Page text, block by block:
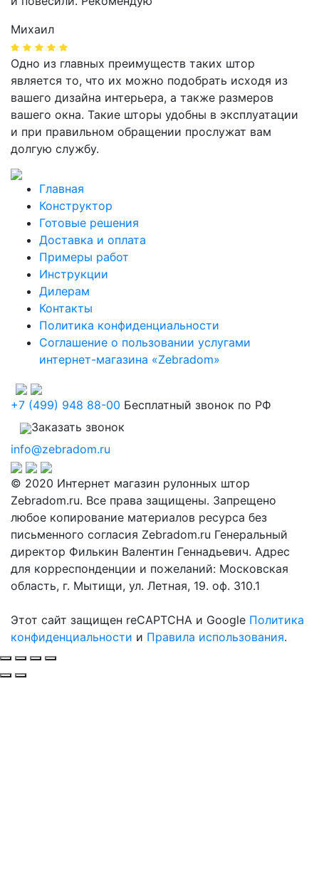
Михаил
Одно из главных преимуществ таких штор
является то, что их можно подобрать исходя из
вашего дизайна интерьера, а также размеров
вашего окна. Такие шторы удобны в эксплуатации
и при правильном обращении прослужат вам
долгую службу.
Главная
Конструктор
Готовые решения
Доставка и оплата
Примеры работ
Инструкции
Дилерам
Контакты
Политика конфиденциальности
Соглашение о пользовании услугами
интернет-магазина «Zebradom»
+7 (499) 948 88-00 Бесплатный звонок по РФ
Заказать звонок
info@zebradom.ru
© 2020 Интернет магазин рулонных штор
Zebradom.ru. Все права защищены. Запрещено
любое копирование материалов ресурса без
письменного согласия Zebradom.ru Генеральный
директор Филькин Валентин Геннадьевич. Адрес
для корреспонденции и пожеланий: Московская
область, г. Мытищи, ул. Летная, 19. оф. 310.1
Этот сайт защищен reCAPTCHA и Google Политика
конфиденциальности и Правила использования.